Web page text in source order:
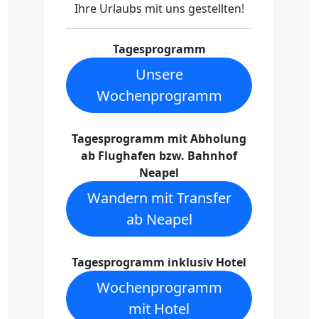
Ihre Urlaubs mit uns gestellten!
Tagesprogramm
Unsere
Wochenprogramm
Tagesprogramm mit Abholung
ab Flughafen bzw. Bahnhof
Neapel
Wandern mit Transfer
ab Neapel
Tagesprogramm inklusiv Hotel
Wochenprogramm
mit Hotel